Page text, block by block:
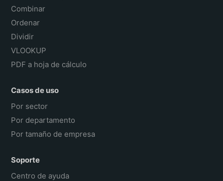
Combinar
Ordenar
Dividir
VLOOKUP
PDF a hoja de cálculo
Casos de uso
Por sector
Por departamento
Por tamaño de empresa
Soporte
Centro de ayuda